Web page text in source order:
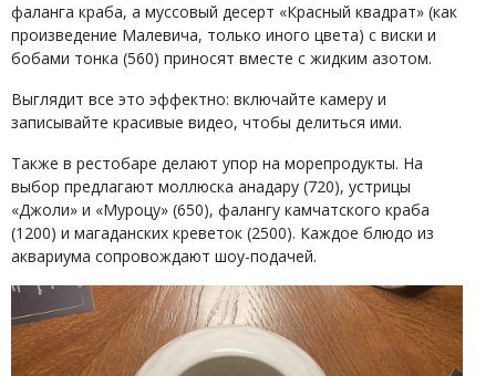
фаланга краба, а муссовый десерт «Красный квадрат» (как
произведение Малевича, только иного цвета) с виски и
бобами тонка (560) приносят вместе с жидким азотом.
Выглядит все это эффектно: включайте камеру и
записывайте красивые видео, чтобы делиться ими.
Также в рестобаре делают упор на морепродукты. На
выбор предлагают моллюска анадару (720), устрицы
«Джоли» и «Муроцу» (650), фалангу камчатского краба
(1200) и магаданских креветок (2500). Каждое блюдо из
аквариума сопровождают шоу-подачей.